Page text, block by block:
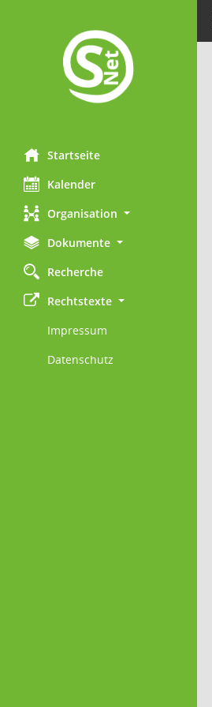
Startseite
Kalender
Organisation
Dokumente
Recherche
Rechtstexte
Impressum
Datenschutz